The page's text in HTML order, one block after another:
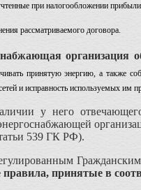
при налогообложении
рассматриваемого договора.
организация
принятую энергию, а также
и исправность используемых
у него
539 ГК РФ).
принятые в